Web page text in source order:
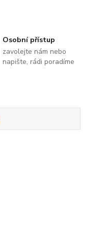
Osobní přístup
zavolejte nám nebo
napište, rádi poradíme